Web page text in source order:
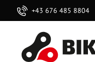
+43 676 485 8804